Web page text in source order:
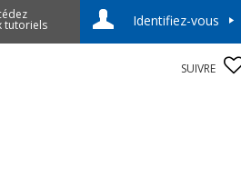
tutoriels Identifiez-vous
SUIVRE